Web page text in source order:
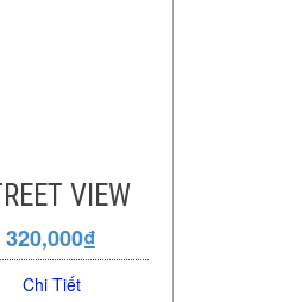
VIEW
320,000₫
Chi Tiết